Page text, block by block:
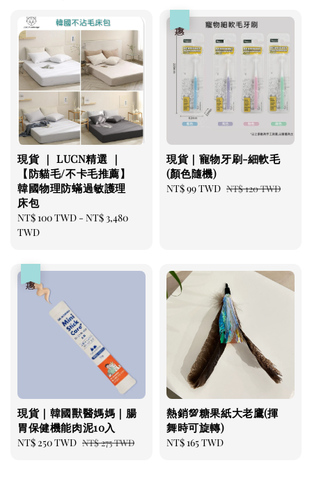
現貨 ｜ LUCN精選 ｜
【防貓毛/不卡毛推薦】
韓國物理防蟎過敏護理
床包
Regular
price
NT$ 100 TWD - NT$ 3,480
TWD
現貨｜寵物牙刷-細軟毛
(顏色隨機)
Sale
NT$ 99 TWD Regular
NT$ 120 TWD
現貨｜韓國獸醫媽媽｜腸
胃保健機能肉泥10入
Sale
NT$ 250 TWD Regular
NT$ 275 TWD
熱銷💯糖果紙大老鷹(揮
舞時可旋轉)
Regular
NT$ 165 TWD